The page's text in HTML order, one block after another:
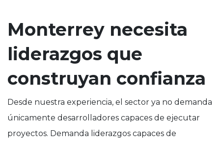
Monterrey necesita
liderazgos que
construyan confianza
Desde nuestra experiencia, el sector ya no demanda
únicamente desarrolladores capaces de ejecutar
proyectos. Demanda liderazgos capaces de